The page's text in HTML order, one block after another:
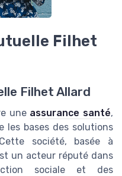
Filhet
Filhet Allard
une assurance santé,
les bases des solutions
société, basée à
un acteur réputé dans
sociale et des